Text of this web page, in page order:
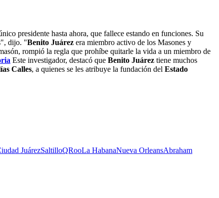
presidente hasta ahora, que fallece estando en funciones. Su
dijo. "Benito Juárez era miembro activo de los Masones y
rompió la regla que prohíbe quitarle la vida a un miembro de
Este investigador, destacó que Benito Juárez tiene muchos
Calles, a quienes se les atribuye la fundación del Estado
JuárezSaltilloQRooLa HabanaNueva OrleansAbraham